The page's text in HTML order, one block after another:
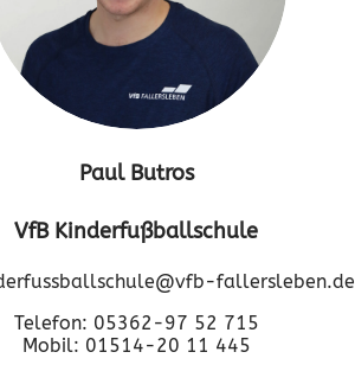
Paul Butros
VfB Kinderfußballschule
fallersleben.de
Telefon: 05362-97 52 715
Mobil: 01514-20 11 445